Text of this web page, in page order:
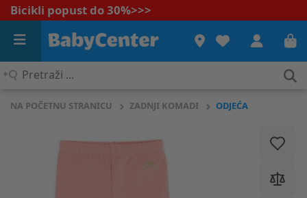
Bicikli popust do 30%>>>
Pretraži
NA POČETNU STRANICU ZADNJI KOMADI ODJEĆA